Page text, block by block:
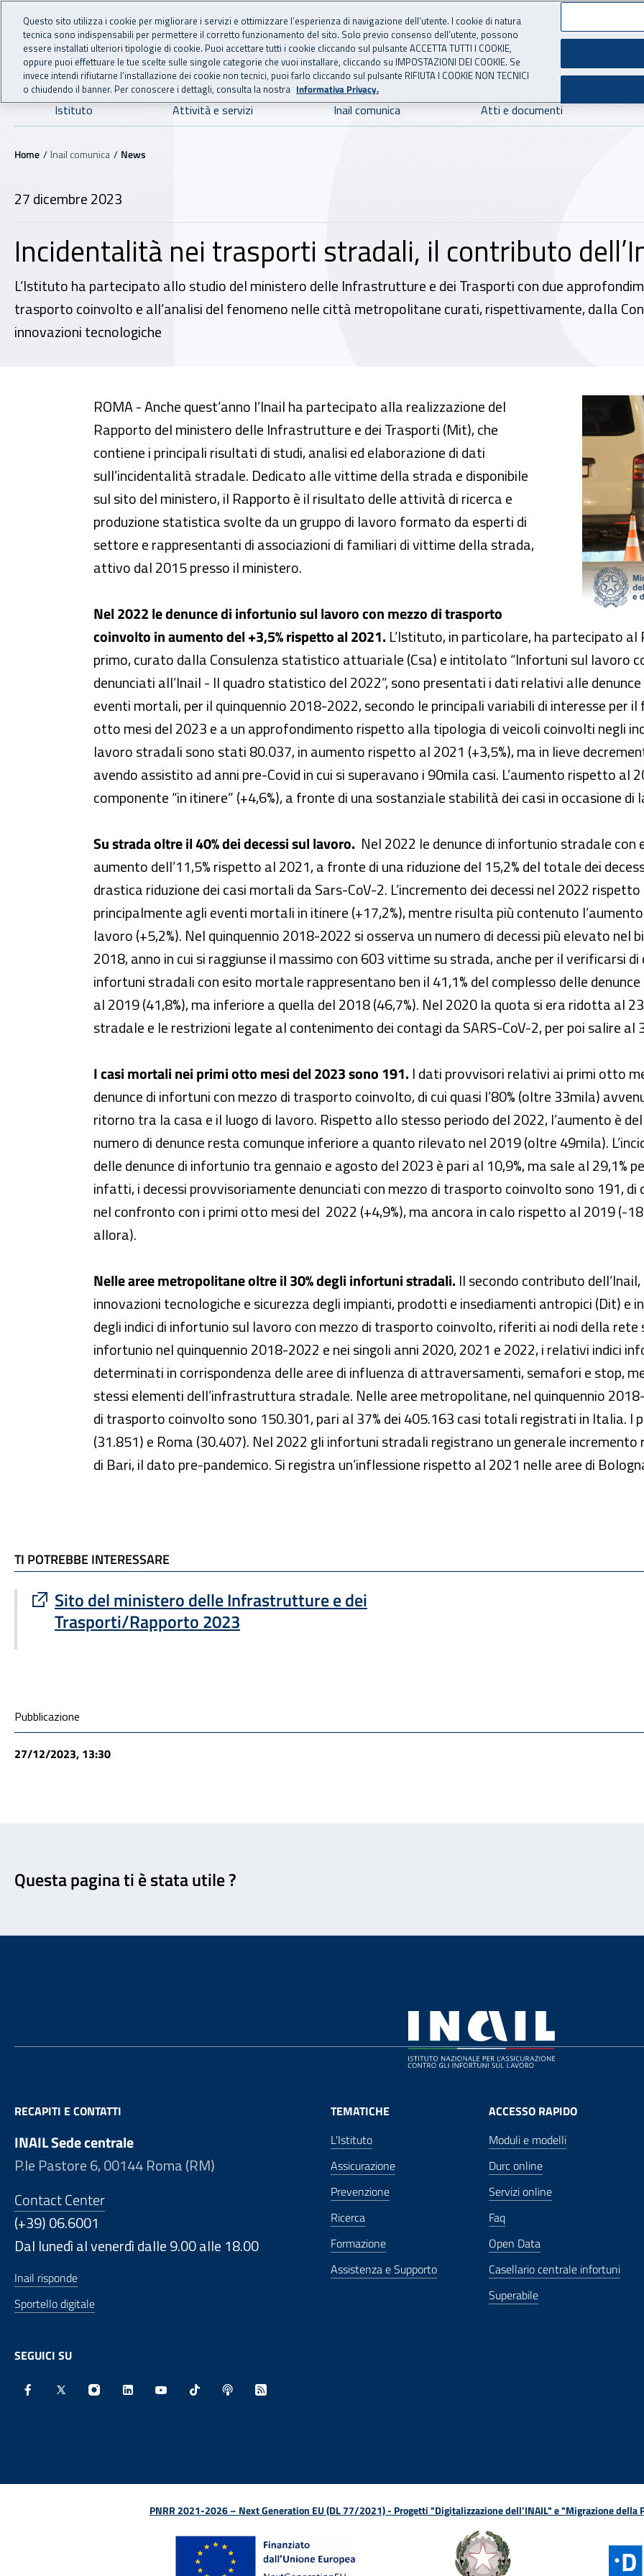
Vai al menu principale
Vai al contenuto principale
INAIL - Istituto Nazionale per l'Assicurazione
Navigazione principale
Istituto Attività e servizi Inail comunica Atti e documenti
Navigazione - Ti trovi in:
Home Inail comunica News
27 dicembre 2023
Incidentalità nei trasporti stradali, il contributo
L’Istituto ha partecipato allo studio del ministero delle Infrastrutture e dei Trasporti con due
trasporto coinvolto e all’analisi del fenomeno nelle città metropolitane curati, rispettivamente, dalla
innovazioni tecnologiche
Incidentalità nei trasporti stradali, il contributo dell’Inail al Rapporto Mit
ROMA - Anche quest’anno l’Inail ha partecipato alla realizzazione del
Rapporto del ministero delle Infrastrutture e dei Trasporti (Mit), che
contiene i principali risultati di studi, analisi ed elaborazione di dati
sull’incidentalità stradale. Dedicato alle vittime della strada e disponibile
sul sito del ministero, il Rapporto è il risultato delle attività di ricerca e
produzione statistica svolte da un gruppo di lavoro formato da esperti di
settore e rappresentanti di associazioni di familiari di vittime della strada,
attivo dal 2015 presso il ministero.
Nel 2022 le denunce di infortunio sul lavoro con mezzo di trasporto
coinvolto in aumento del +3,5% rispetto al 2021. L’Istituto, in particolare, ha partecipato
primo, curato dalla Consulenza statistico attuariale (Csa) e intitolato “Infortuni sul lavoro
denunciati all’Inail - Il quadro statistico del 2022”, sono presentati i dati relativi alle
eventi mortali, per il quinquennio 2018-2022, secondo le principali variabili di interesse per il
otto mesi del 2023 e a un approfondimento rispetto alla tipologia di veicoli coinvolti negli
lavoro stradali sono stati 80.037, in aumento rispetto al 2021 (+3,5%), ma in lieve
avendo assistito ad anni pre-Covid in cui si superavano i 90mila casi. L’aumento rispetto al
componente “in itinere” (+4,6%), a fronte di una sostanziale stabilità dei casi in occasione di
Su strada oltre il 40% dei decessi sul lavoro. Nel 2022 le denunce di infortunio stradale
aumento dell’11,5% rispetto al 2021, a fronte di una riduzione del 15,2% del totale dei
drastica riduzione dei casi mortali da Sars-CoV-2. L’incremento dei decessi nel 2022
principalmente agli eventi mortali in itinere (+17,2%), mentre risulta più contenuto
lavoro (+5,2%). Nel quinquennio 2018-2022 si osserva un numero di decessi più elevato nel
2018, anno in cui si raggiunse il massimo con 603 vittime su strada, anche per il verificarsi
infortuni stradali con esito mortale rappresentano ben il 41,1% del complesso delle
al 2019 (41,8%), ma inferiore a quella del 2018 (46,7%). Nel 2020 la quota si era ridotta al
stradale e le restrizioni legate al contenimento dei contagi da SARS-CoV-2, per poi salire al
I casi mortali nei primi otto mesi del 2023 sono 191. I dati provvisori relativi ai primi otto
denunce di infortuni con mezzo di trasporto coinvolto, di cui quasi l’80% (oltre 33mila)
ritorno tra la casa e il luogo di lavoro. Rispetto allo stesso periodo del 2022, l’aumento è del
numero di denunce resta comunque inferiore a quanto rilevato nel 2019 (oltre 49mila).
delle denunce di infortunio tra gennaio e agosto del 2023 è pari al 10,9%, ma sale al 29,1%
infatti, i decessi provvisoriamente denunciati con mezzo di trasporto coinvolto sono 191, di
nel confronto con i primi otto mesi del 2022 (+4,9%), ma ancora in calo rispetto al 2019 (-
allora).
Nelle aree metropolitane oltre il 30% degli infortuni stradali. Il secondo contributo
innovazioni tecnologiche e sicurezza degli impianti, prodotti e insediamenti antropici (Dit)
degli indici di infortunio sul lavoro con mezzo di trasporto coinvolto, riferiti ai nodi della rete
infortunio nel quinquennio 2018-2022 e nei singoli anni 2020, 2021 e 2022, i relativi indici
determinati in corrispondenza delle aree di influenza di attraversamenti, semafori e stop,
stessi elementi dell’infrastruttura stradale. Nelle aree metropolitane, nel quinquennio
di trasporto coinvolto sono 150.301, pari al 37% dei 405.163 casi totali registrati in Italia. I
(31.851) e Roma (30.407). Nel 2022 gli infortuni stradali registrano un generale
di Bari, il dato pre-pandemico. Si registra un’inflessione rispetto al 2021 nelle aree di
TI POTREBBE INTERESSARE
TI POTREBBE INTERESSARE
Sito del ministero delle Infrastrutture e dei
Trasporti/Rapporto 2023
Sito esterno : apre una nuova finestra
Condivisione social
Pubblicazione
27/12/2023, 13:30
Questa pagina ti è stata utile ?
RECAPITI E CONTATTI
INAIL Sede centrale
P.le Pastore 6, 00144 Roma (RM)
Contact Center
(+39) 06.6001
Dal lunedì al venerdì dalle 9.00 alle 18.00
Inail risponde
Sportello digitale
SEGUICI SU
TEMATICHE
L'Istituto
Assicurazione
Prevenzione
Ricerca
Formazione
Assistenza e Supporto
ACCESSO RAPIDO
Moduli e modelli
Durc online
Servizi online
Faq
Open Data
Casellario centrale infortuni
Superabile
PNRR 2021-2026 – Next Generation EU (DL 77/2021) - Progetti "Digitalizzazione dell’INAIL" e "Migrazione della
Questo sito utilizza i cookie per migliorare i servizi e ottimizzare l’esperienza di navigazione dell’utente. I cookie di natura
tecnica sono indispensabili per permettere il corretto funzionamento del sito. Solo previo consenso dell’utente, possono
essere installati ulteriori tipologie di cookie. Puoi accettare tutti i cookie cliccando sul pulsante ACCETTA TUTTI I COOKIE,
oppure puoi effettuare le tue scelte sulle singole categorie che vuoi installare, cliccando su IMPOSTAZIONI DEI COOKIE. Se
invece intendi rifiutarne l’installazione dei cookie non tecnici, puoi farlo cliccando sul pulsante RIFIUTA I COOKIE NON TECNICI
o chiudendo il banner. Per conoscere i dettagli, consulta la nostra Informativa Privacy.